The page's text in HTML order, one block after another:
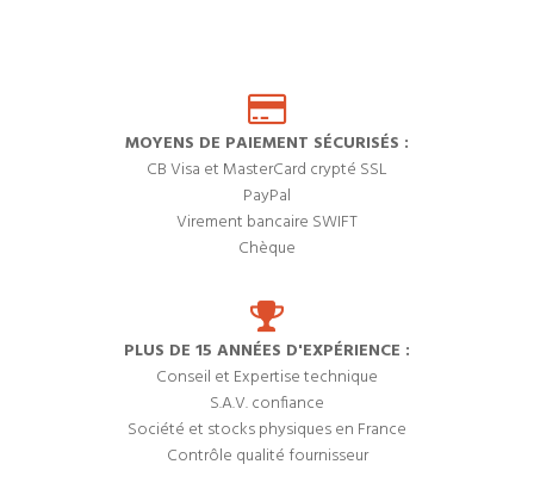
MOYENS DE PAIEMENT SÉCURISÉS :
CB Visa et MasterCard crypté SSL
PayPal
Virement bancaire SWIFT
Chèque
PLUS DE 15 ANNÉES D'EXPÉRIENCE :
Conseil et Expertise technique
S.A.V. confiance
Société et stocks physiques en France
Contrôle qualité fournisseur